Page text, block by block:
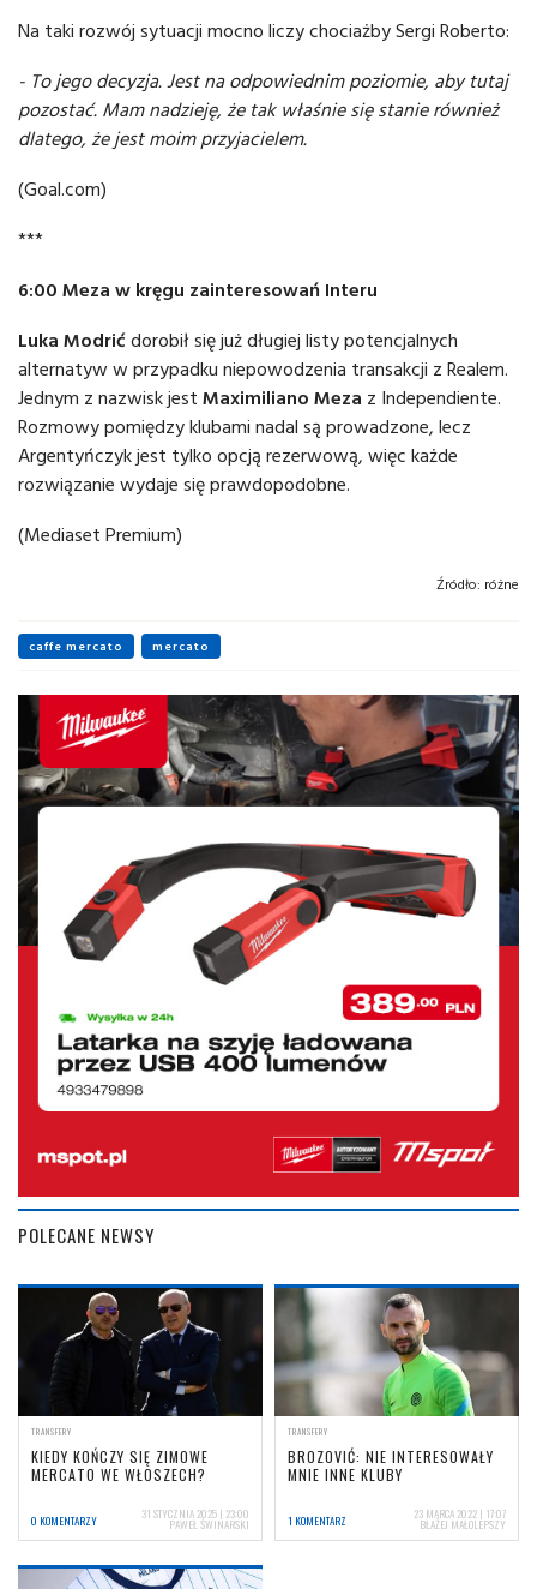
Na taki rozwój sytuacji mocno liczy chociażby Sergi Roberto:
- To jego decyzja. Jest na odpowiednim poziomie, aby tutaj
pozostać. Mam nadzieję, że tak właśnie się stanie również
dlatego, że jest moim przyjacielem.
(Goal.com)
***
6:00 Meza w kręgu zainteresowań Interu
Luka Modrićdorobił się już długiej listy potencjalnych
alternatyw w przypadku niepowodzenia transakcji z Realem.
Jednym z nazwisk jest Maximiliano Meza z Independiente.
Rozmowy pomiędzy klubami nadal są prowadzone, lecz
Argentyńczyk jest tylko opcją rezerwową, więc każde
rozwiązanie wydaje się prawdopodobne.
(Mediaset Premium)
Źródło: różne
caffe mercato mercato
POLECANE NEWSY
TRANSFERY
KIEDY KOŃCZY SIĘ ZIMOWE
MERCATO WE WŁOSZECH?
0 KOMENTARZY 31 STYCZNIA 2025 | 23:00
PAWEŁ ŚWINARSKI
TRANSFERY
BROZOVIĆ: NIE INTERESOWAŁY
MNIE INNE KLUBY
1 KOMENTARZ 23 MARCA 2022 | 17:07
BŁAŻEJ MAŁOLEPSZY